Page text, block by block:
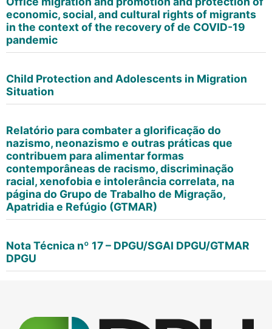
economic, social, and cultural rights of migrants
in the context of the recovery of de COVID-19
pandemic
Child Protection and Adolescents in Migration
Situation
Relatório para combater a glorificação do
nazismo, neonazismo e outras práticas que
contribuem para alimentar formas
contemporâneas de racismo, discriminação
racial, xenofobia e intolerância correlata, na
página do Grupo de Trabalho de Migração,
Apatridia e Refúgio (GTMAR)
Nota Técnica nº 17 – DPGU/SGAI DPGU/GTMAR
DPGU